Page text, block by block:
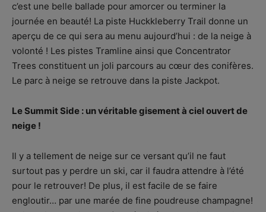
c’est une belle ballade pour amorcer ou terminer la
journée en beauté! La piste Huckkleberry Trail donne un
aperçu de ce qui sera au menu aujourd’hui : de la neige à
volonté ! Les pistes Tramline ainsi que Concentrator
Trees constituent un joli parcours au cœur des conifères.
Le parc à neige se retrouve dans la piste Jackpot.
Le Summit Side : un véritable gisement à ciel ouvert de
neige !
Il y a tellement de neige sur ce versant qu’il ne faut
surtout pas y perdre un ski, car il faudra attendre à l’été
pour le retrouver! De plus, il est facile de se faire
engloutir… par une marée de fine poudreuse champagne!